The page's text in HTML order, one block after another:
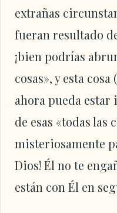
extrañas
fueran resultado
¡bien podrías
cosas», y esta
ahora pueda
de esas «todas las
misteriosamente
Dios! Él no te
están con Él en